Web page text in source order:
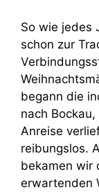
So wie jedes
schon zur
begann die
nach
Anreise
reibungslos.
bekamen wir
erwartenden